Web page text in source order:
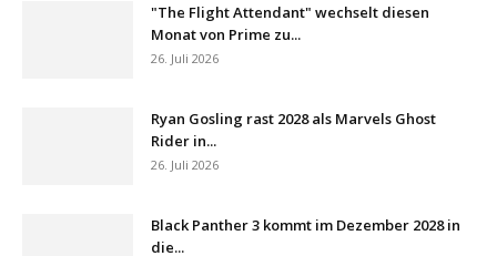
"The Flight Attendant" wechselt diesen
Monat von Prime zu...
26. Juli 2026
Ryan Gosling rast 2028 als Marvels Ghost
Rider in...
26. Juli 2026
Black Panther 3 kommt im Dezember 2028 in
die...